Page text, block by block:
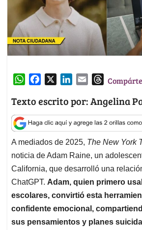
W
a
t
s
A
p
p
c
e
b
o
k
n
k
e
d
I
n
a
i
l
T
r
e
a
d
Texto escrito por: Angelina
A mediados de 2025, The New York
noticia de Adam Raine, un
California, que desarrolló una
ChatGPT. Adam, quien primero
escolares, convirtió esta
confidente emocional,
sus pensamientos y planes